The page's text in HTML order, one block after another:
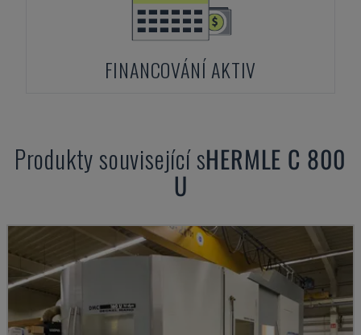
FINANCOVÁNÍ AKTIV
Produkty související sHERMLE C 800
U